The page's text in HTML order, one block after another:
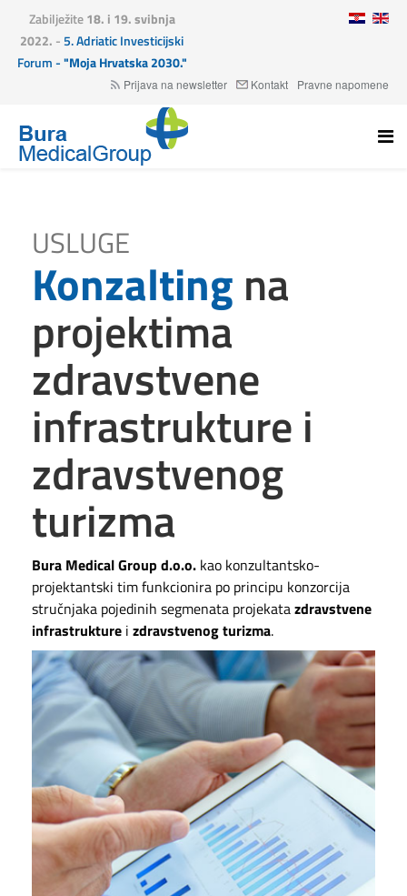
Zabilježite18. i 19. svibnja
2022. -5. Adriatic Investicijski
Forum -"Moja Hrvatska 2030."
Prijava na newsletter Kontakt Pravne napomene
USLUGE
Konzalting na
projektima
zdravstvene
infrastrukture i
zdravstvenog
turizma
Bura Medical Group d.o.o. kao konzultantsko-
projektantski tim funkcionira po principu konzorcija
stručnjaka pojedinih segmenata projekatazdravstvene
infrastrukture i zdravstvenog turizma.